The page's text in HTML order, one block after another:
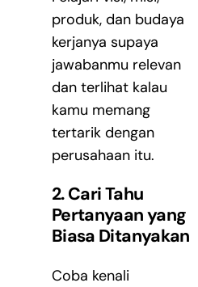
produk, dan budaya
kerjanya supaya
jawabanmu relevan
dan terlihat kalau
kamu memang
tertarik dengan
perusahaan itu.
2. Cari Tahu
Pertanyaan yang
Biasa Ditanyakan
Coba kenali